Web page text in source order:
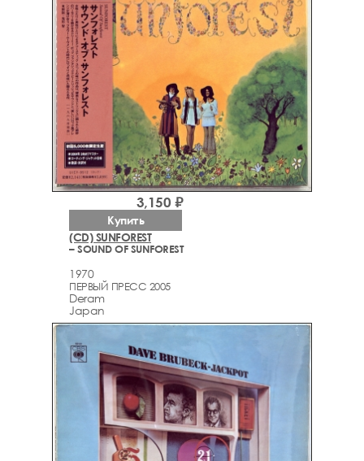
(CD) SUNFOREST
– SOUND OF SUNFOREST
1970
ПЕРВЫЙ ПРЕСС 2005
Deram
Japan
3,150 ₽
Купить